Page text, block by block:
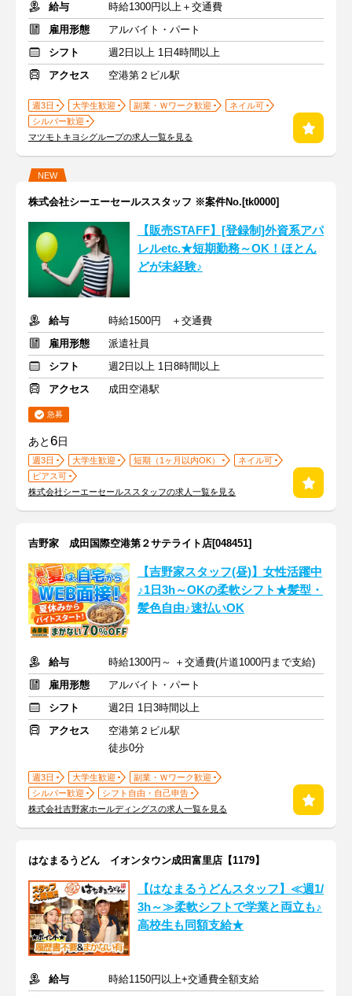
給与
時給1300円以上＋交通費
雇用形態
アルバイト・パート
シフト
週2日以上 1日4時間以上
アクセス
空港第２ビル駅
週3日 大学生歓迎 副業・Ｗワーク歓迎
ネイル可
シルバー歓迎
マツモトキヨシグループの求人一覧を見る
NEW
株式会社シーエーセールススタッフ ※案件No.[tk0000]
【販売STAFF】[登録制]外資系アパ
レルetc.★短期勤務～OK！ほとん
どが未経験♪
給与
時給1500円 ＋交通費
雇用形態
派遣社員
シフト
週2日以上 1日8時間以上
アクセス
成田空港駅
急募
あと6日
週3日 大学生歓迎 短期（1ヶ月以内OK）
ネイル可
ピアス可
株式会社シーエーセールススタッフの求人一覧を見る
吉野家 成田国際空港第２サテライト店[048451]
【吉野家スタッフ(昼)】女性活躍中
♪1日3h～OKの柔軟シフト★髪型・
髪色自由♪速払いOK
給与
時給1300円～ ＋交通費(片道1000円まで支給)
雇用形態
アルバイト・パート
シフト
週2日 1日3時間以上
アクセス
空港第２ビル駅
徒歩0分
週3日 大学生歓迎
副業・Ｗワーク歓迎
シルバー歓迎
シフト自由・自己申告
株式会社吉野家ホールディングスの求人一覧を見る
はなまるうどん イオンタウン成田富里店【1179】
【はなまるうどんスタッフ】≪週1/
3h～≫柔軟シフトで学業と両立も♪
高校生も同額支給★
給与
時給1150円以上+交通費全額支給